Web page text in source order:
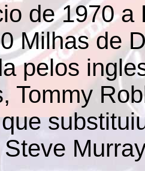
de 1970 a
Milhas de
pelos
Tommy